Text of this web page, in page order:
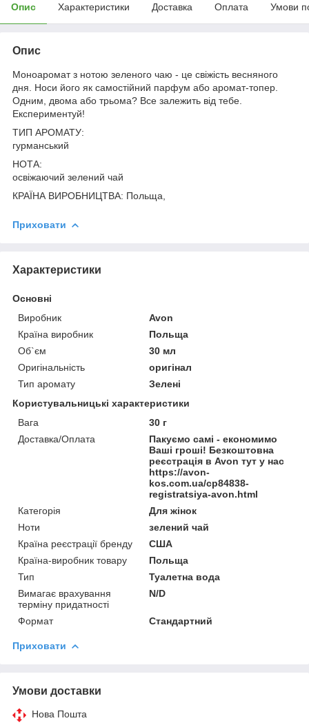
Опис Характеристики Доставка Оплата Умови
Опис
Моноаромат з нотою зеленого чаю - це свіжість весняного
дня. Носи його як самостійний парфум або аромат-топер.
Одним, двома або трьома? Все залежить від тебе.
Експериментуй!
ТИП АРОМАТУ:
гурманський
НОТА:
освіжаючий зелений чай
КРАЇНА ВИРОБНИЦТВА: Польща,
Приховати
Характеристики
Основні
Виробник
Avon
Країна виробник
Польща
Об`єм
30 мл
Оригінальність
оригінал
Тип аромату
Зелені
Користувальницькі характеристики
Вага
30 г
Доставка/Оплата
Пакуємо самі - економимо
Ваші гроші! Безкоштовна
реєстрація в Avon тут у нас
https://avon-
kos.com.ua/cp84838-
registratsiya-avon.html
Категорія
Для жінок
Ноти
зелений чай
Країна реєстрації бренду
США
Країна-виробник товару
Польща
Тип
Туалетна вода
Вимагає врахування
терміну придатності
N/D
Формат Стандартний
Приховати
Умови доставки
Нова Пошта